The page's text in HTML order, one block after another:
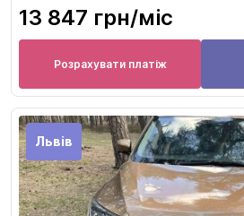
13 847 грн/міс
Розрахувати платіж
Львів